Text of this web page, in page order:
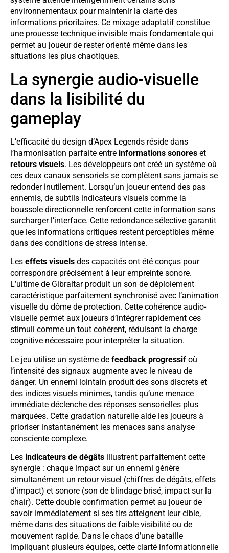
environnementaux pour maintenir la clarté des
informations prioritaires. Ce mixage adaptatif constitue
une prouesse technique invisible mais fondamentale qui
permet au joueur de rester orienté même dans les
situations les plus chaotiques.
La synergie audio-visuelle
dans la lisibilité du
gameplay
L’efficacité du design d’Apex Legends réside dans
l’harmonisation parfaite entre informations sonores et
retours visuels. Les développeurs ont créé un système où
ces deux canaux sensoriels se complètent sans jamais se
redonder inutilement. Lorsqu’un joueur entend des pas
ennemis, de subtils indicateurs visuels comme la
boussole directionnelle renforcent cette information sans
surcharger l’interface. Cette redondance sélective garantit
que les informations critiques restent perceptibles même
dans des conditions de stress intense.
Les effets visuels des capacités ont été conçus pour
correspondre précisément à leur empreinte sonore.
L’ultime de Gibraltar produit un son de déploiement
caractéristique parfaitement synchronisé avec l’animation
visuelle du dôme de protection. Cette cohérence audio-
visuelle permet aux joueurs d’intégrer rapidement ces
stimuli comme un tout cohérent, réduisant la charge
cognitive nécessaire pour interpréter la situation.
Le jeu utilise un système de feedback progressif où
l’intensité des signaux augmente avec le niveau de
danger. Un ennemi lointain produit des sons discrets et
des indices visuels minimes, tandis qu’une menace
immédiate déclenche des réponses sensorielles plus
marquées. Cette gradation naturelle aide les joueurs à
prioriser instantanément les menaces sans analyse
consciente complexe.
Les indicateurs de dégâts illustrent parfaitement cette
synergie : chaque impact sur un ennemi génère
simultanément un retour visuel (chiffres de dégâts, effets
d’impact) et sonore (son de blindage brisé, impact sur la
chair). Cette double confirmation permet au joueur de
savoir immédiatement si ses tirs atteignent leur cible,
même dans des situations de faible visibilité ou de
mouvement rapide. Dans le chaos d’une bataille
impliquant plusieurs équipes, cette clarté informationnelle